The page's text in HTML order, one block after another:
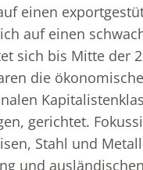
einen
auf einen
sich bis Mitte der
die
gerichtet.
Stahl und
und